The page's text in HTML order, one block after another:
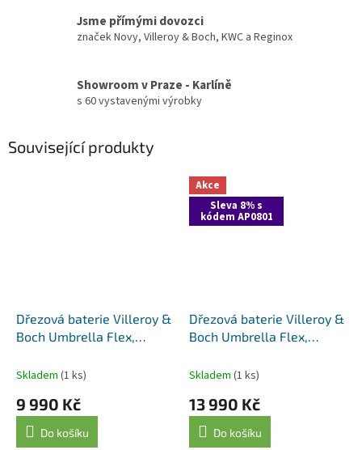
Jsme přímými dovozci
značek Novy, Villeroy & Boch, KWC a Reginox
Showroom v Praze - Karlíně
s 60 vystavenými výrobky
Související produkty
Dřezová baterie Villeroy &
Boch Umbrella Flex,
Skladem (1 ks)
9 990 Kč
Do košíku
Akce
Sleva 8% s
kódem AP0801
Dřezová baterie Villeroy &
Boch Umbrella Flex,
Skladem (1 ks)
13 990 Kč
Do košíku